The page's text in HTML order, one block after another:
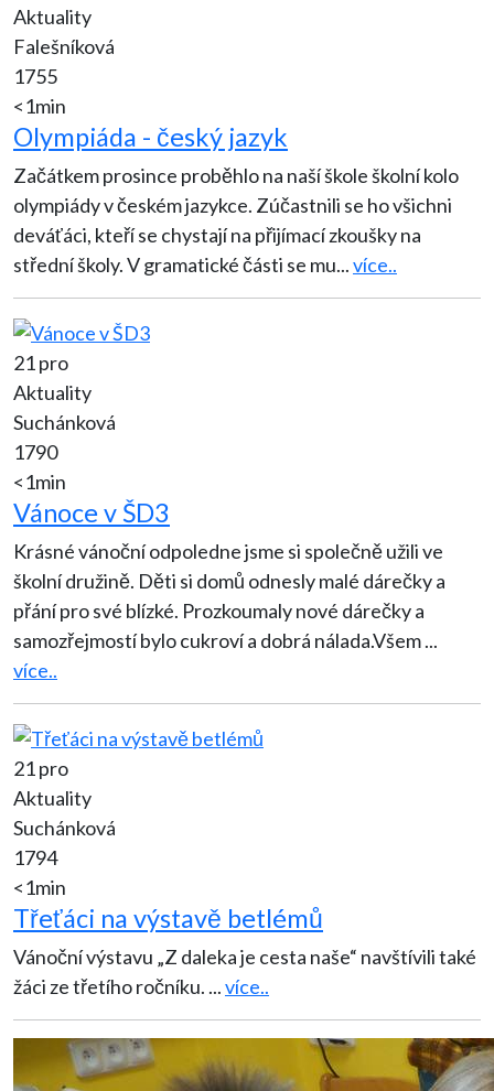
Aktuality
Falešníková
1755
<1min
Olympiáda - český jazyk
Začátkem prosince proběhlo na naší škole školní kolo
olympiády v českém jazykce. Zúčastnili se ho všichni
deváťáci, kteří se chystají na přijímací zkoušky na
střední školy. V gramatické části se mu...více..
21 pro
Aktuality
Suchánková
1790
<1min
Vánoce v ŠD3
Krásné vánoční odpoledne jsme si společně užili ve
školní družině. Děti si domů odnesly malé dárečky a
přání pro své blízké. Prozkoumaly nové dárečky a
samozřejmostí bylo cukroví a dobrá nálada.Všem...
více..
21 pro
Aktuality
Suchánková
1794
<1min
Třeťáci na výstavě betlémů
Vánoční výstavu „Z daleka je cesta naše“ navštívili také
žáci ze třetího ročníku. ...více..